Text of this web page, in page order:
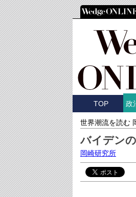
TOP 政
世界潮流を読む
バイデン
岡崎研究所